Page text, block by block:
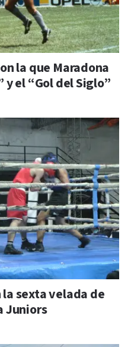
la que Maradona
y el “Gol del Siglo”
sexta velada de
Juniors